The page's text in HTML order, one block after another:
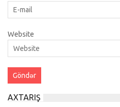
Website
AXTARIŞ